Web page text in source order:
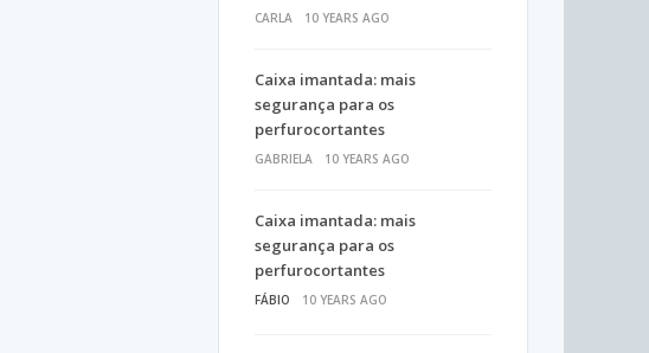
CARLA 10 YEARS AGO
Caixa imantada: mais
segurança para os
perfurocortantes
GABRIELA 10 YEARS AGO
Caixa imantada: mais
segurança para os
perfurocortantes
FÁBIO 10 YEARS AGO